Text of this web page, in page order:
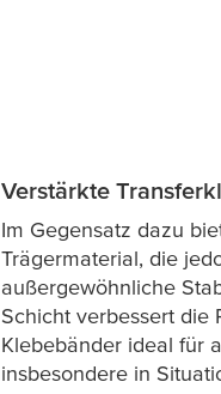
Verstärkte
Im Gegensatz dazu
Trägermaterial, die
außergewöhnliche
Schicht verbessert die
Klebebänder ideal für
insbesondere in